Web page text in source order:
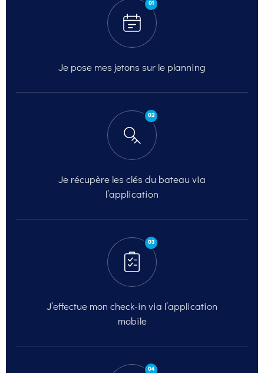
01
Je pose mes jetons sur le planning
02
Je récupère les clés du bateau via
l’application
03
J’effectue mon check-in via l’application
mobile
04